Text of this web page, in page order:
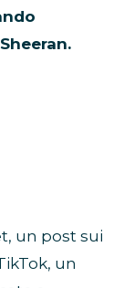
un post sui
un